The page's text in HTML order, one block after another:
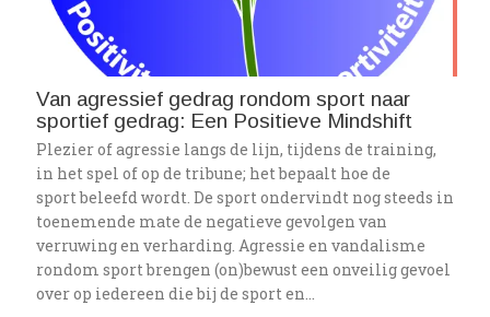
Van agressief gedrag rondom sport naar
sportief gedrag: Een Positieve Mindshift
Plezier of agressie langs de lijn, tijdens de training,
in het spel of op de tribune; het bepaalt hoe de
sport beleefd wordt. De sport ondervindt nog steeds in
toenemende mate de negatieve gevolgen van
verruwing en verharding. Agressie en vandalisme
rondom sport brengen (on)bewust een onveilig gevoel
over op iedereen die bij de sport en…